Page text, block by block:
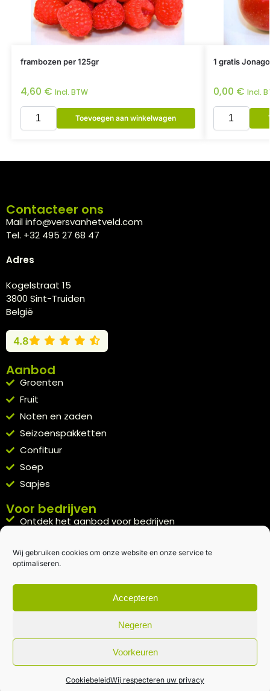
Wij gebruiken cookies om onze website en onze service te
optimaliseren.
Accepteren
Negeren
Voorkeuren
CookiebeleidWij respecteren uw privacy
frambozen per 125gr
4,60 € Incl. BTW
Toevoegen aan winkelwagen
1 gratis
0,00 € Incl.
Contacteer ons
Mail info@versvanhetveld.com
Tel. +32 495 27 68 47
Adres
Kogelstraat 15
3800 Sint-Truiden
België
4.8
Aanbod
Groenten
Fruit
Noten en zaden
Seizoenspakketten
Confituur
Soep
Sapjes
Voor bedrijven
Ontdek het aanbod voor bedrijven
Kennismakingspakket aanvragen
Blijft op de hoogte
Rechtstreeks van het veld naar je inbox.
Inschrijven nieuwsbrief
Algemene voorwaarden|Privacybeleid| gemaakt met door
creativitijd